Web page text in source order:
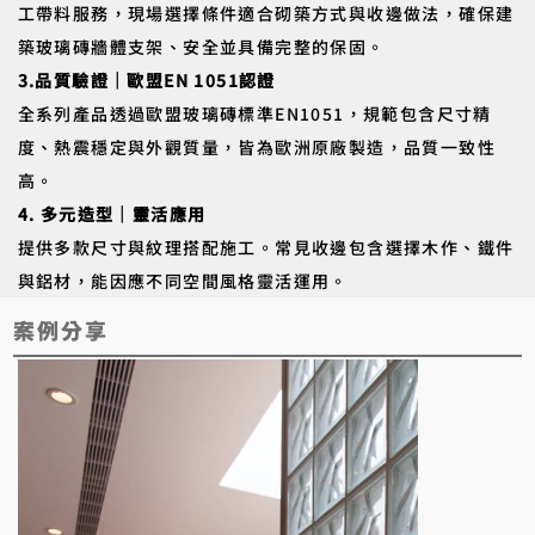
工帶料服務，現場選擇條件適合砌築方式與收邊做法，確保建
築玻璃磚牆體支架、安全並具備完整的保固。
3.品質驗證｜歐盟EN 1051認證
全系列產品透過歐盟玻璃磚標準EN1051，規範包含尺寸精
度、熱震穩定與外觀質量，皆為歐洲原廠製造，品質一致性
高。
4. 多元造型｜靈活應用
提供多款尺寸與紋理搭配施工。常見收邊包含選擇木作、鐵件
與鋁材，能因應不同空間風格靈活運用。
​案例分享